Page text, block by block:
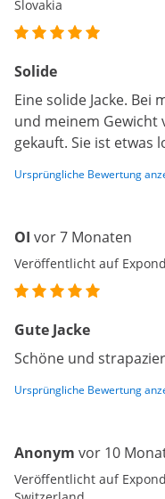
Slovakia
Solide
Eine solide Jacke.
und meinem Gewicht
gekauft. Sie ist etwas
Ursprüngliche Bewertung
OI vor 7 Monaten
Veröffentlicht auf
Gute Jacke
Schöne und
Ursprüngliche Bewertung
Anonym vor 10
Veröffentlicht auf